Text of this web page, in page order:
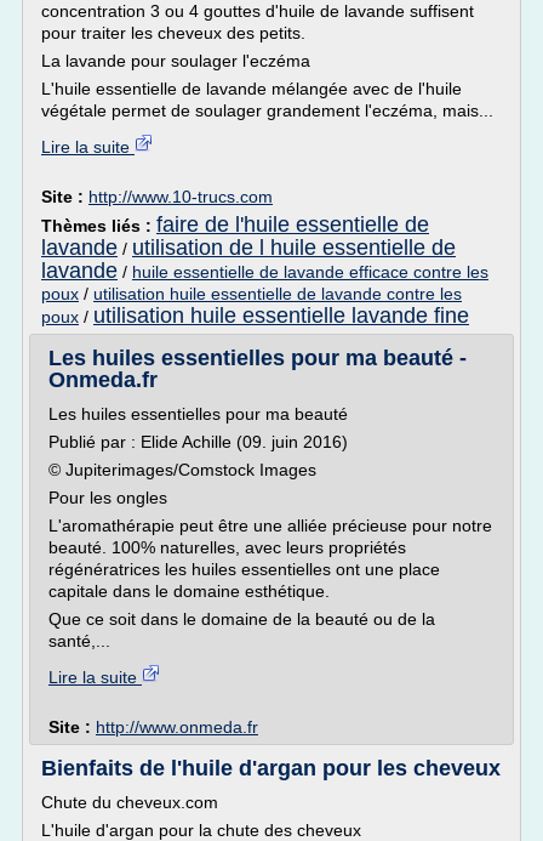
concentration 3 ou 4 gouttes d'huile de lavande suffisent
pour traiter les cheveux des petits.
La lavande pour soulager l'eczéma
L'huile essentielle de lavande mélangée avec de l'huile
végétale permet de soulager grandement l'eczéma, mais...
Lire la suite
Site : http://www.10-trucs.com
Thèmes liés : faire de l'huile essentielle de
lavande / utilisation de l huile essentielle de
lavande / huile essentielle de lavande efficace contre les
poux / utilisation huile essentielle de lavande contre les
poux / utilisation huile essentielle lavande fine
Les huiles essentielles pour ma beauté -
Onmeda.fr
Les huiles essentielles pour ma beauté
Publié par : Elide Achille (09. juin 2016)
© Jupiterimages/Comstock Images
Pour les ongles
L'aromathérapie peut être une alliée précieuse pour notre
beauté. 100% naturelles, avec leurs propriétés
régénératrices les huiles essentielles ont une place
capitale dans le domaine esthétique.
Que ce soit dans le domaine de la beauté ou de la
santé,...
Lire la suite
Site : http://www.onmeda.fr
Bienfaits de l'huile d'argan pour les cheveux
Chute du cheveux.com
L'huile d'argan pour la chute des cheveux